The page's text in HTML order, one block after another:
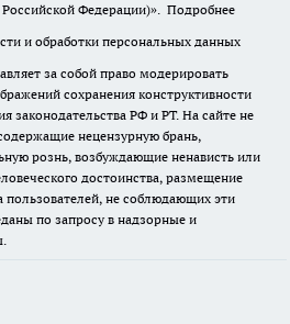
Федерации)». Подробнее
и обработки персональных данных
за собой право модерировать
сохранения конструктивности
законодательства РФ и РТ. На сайте не
нецензурную брань,
рознь, возбуждающие ненависть или
достоинства, размещение
пользователей, не соблюдающих эти
по запросу в надзорные и